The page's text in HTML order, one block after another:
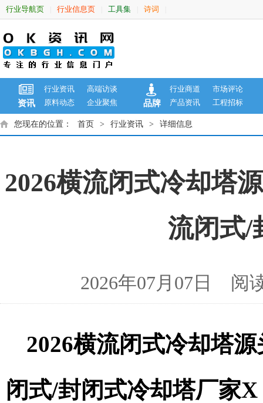
行业导航页 行业信息页 工具集 诗词
资讯
行业资讯
高端访谈
原料动态
企业聚焦 品牌
行业商道
市场评论
产品资讯
工程招标
您现在的位置： 首页 > 行业资讯 > 详细信息
2026横流闭式冷却塔
流闭式/
2026年07月07日
2026横流闭式冷却塔
闭式/封闭式冷却塔厂家X